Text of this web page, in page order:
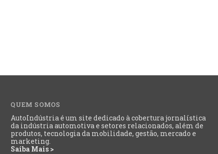
QUEM SOMOS
AutoIndústria é um site dedicado à cobertura jornalística
da indústria automotiva e setores relacionados, além de
produtos, tecnologia da mobilidade, gestão, mercado e
marketing.
Saiba Mais >